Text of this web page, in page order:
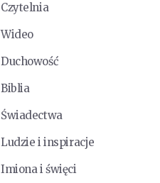
Czytelnia
Wideo
Duchowość
Biblia
Świadectwa
Ludzie i inspiracje
Imiona i święci